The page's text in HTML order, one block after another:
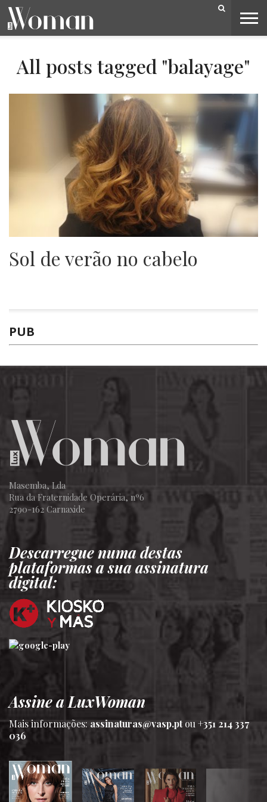
BELEZA
CAPA
LIFESTYLE
MODA
OPINIÃO
PESSOAS
SOCIEDADE
VIDEOS
All posts tagged "balayage"
Sol de verão no cabelo
PUB
Masemba, Lda
Rua da Fraternidade Operária, nº6
2790-162 Carnaxide
Descarregue numa destas
plataformas a sua assinatura
digital:
Assine a LuxWoman
Mais informações:assinaturas@vasp.ptou +351 214 337
036